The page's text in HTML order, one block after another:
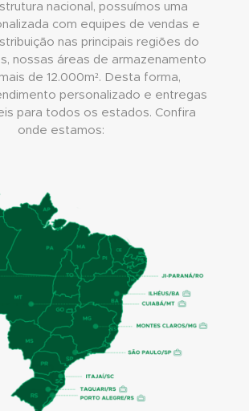
nacional, possuímos uma
com equipes de vendas e
nas principais regiões do
nossas áreas de armazenamento
de 12.000m². Desta forma,
personalizado e entregas
para todos os estados. Confira
onde estamos: